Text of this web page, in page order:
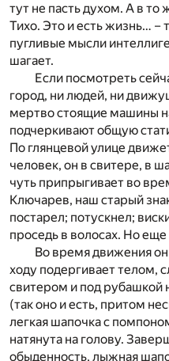
тут не пасть духом. А в то
Тихо. Это и есть жизнь… –
пугливые мысли
шагает.
Если посмотреть
город, ни людей, ни
мертво стоящие машины
подчеркивают общую
По глянцевой улице
человек, он в свитере, в
чуть припрыгивает во
Ключарев, наш старый
постарел; потускнел;
проседь в волосах. Но
Во время движения он
ходу подергивает телом,
свитером и под рубашкой
(так оно и есть, притом
легкая шапочка с
натянута на голову.
обыденность, лыжная